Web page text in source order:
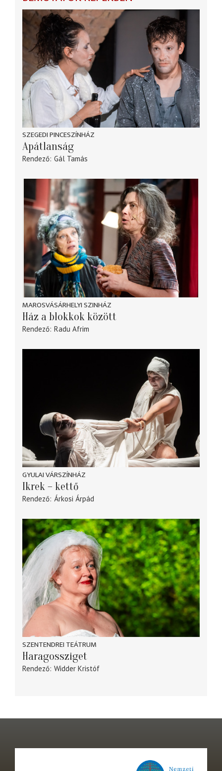
SZEGEDI PINCESZÍNHÁZ
Apátlanság
Rendező Gál Tamás
MAROSVÁSÁRHELYI SZINHÁZ
Ház a blokkok között
Rendező Radu Afrim
GYULAI VÁRSZÍNHÁZ
Ikrek – kettő
Rendező Árkosi Árpád
SZENTENDREI TEÁTRUM
Haragossziget
Rendező Widder Kristóf